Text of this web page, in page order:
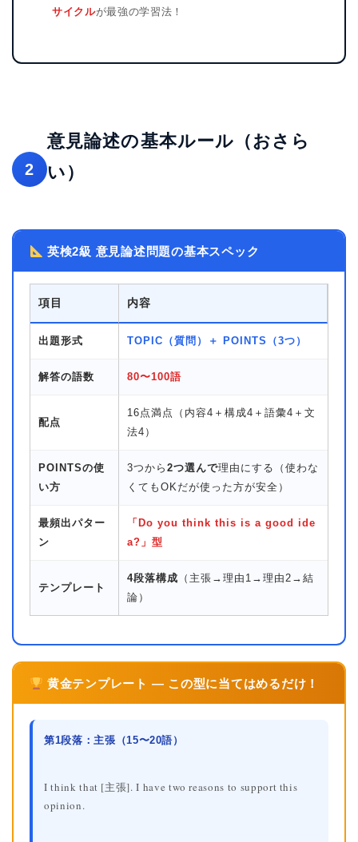
サイクルが最強の学習法！
2
意見論述の基本ルール（おさら
い）
英検2級 意見論述問題の基本スペック
項目 内容
出題形式 TOPIC（質問）＋ POINTS（3つ）
解答の語数 80〜100語
配点
16点満点（内容4＋構成4＋語彙4＋文
法4）
POINTSの使
い方
3つから 2つ選んで理由にする（使わな
くてもOKだが使った方が安全）
最頻出パター
ン
「Do you think this is a good ide
a?」型
テンプレート
4段落構成 （主張→理由1→理由2→結
論）
黄金テンプレート — この型に当てはめるだけ！
第1段落：主張（15〜20語）
I think that [主張]. I have two reasons to support this
opinion.